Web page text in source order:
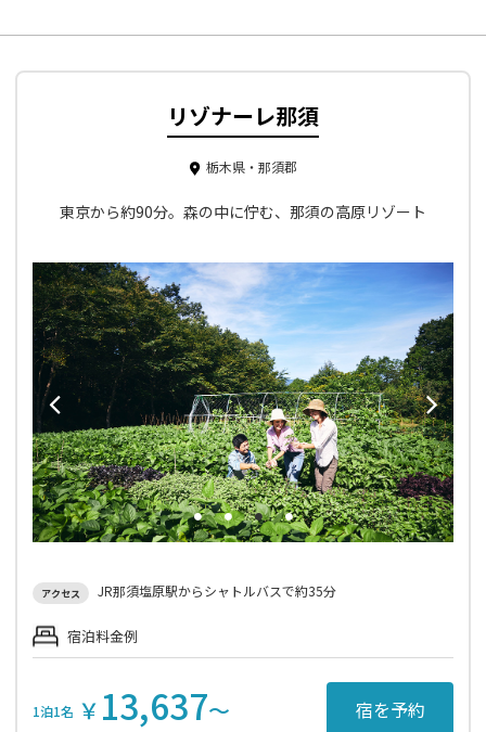
リゾナーレ那須
栃木県・那須郡
東京から約90分。森の中に佇む、那須の高原リゾート
アクセス JR那須塩原駅からシャトルバスで約35分
宿泊料金例
1泊1名 ￥ 13,637〜 宿を予約